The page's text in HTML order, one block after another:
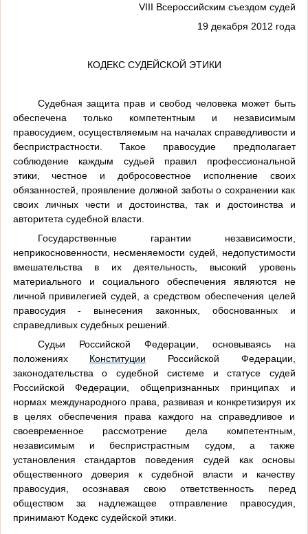
VIII Всероссийским съездом судей
19 декабря 2012 года
КОДЕКС СУДЕЙСКОЙ ЭТИКИ
Судебная защита прав и свобод человека может быть
обеспечена только компетентным и независимым
правосудием, осуществляемым на началах справедливости и
беспристрастности. Такое правосудие предполагает
соблюдение каждым судьей правил профессиональной
этики, честное и добросовестное исполнение своих
обязанностей, проявление должной заботы о сохранении как
своих личных чести и достоинства, так и достоинства и
авторитета судебной власти.
Государственные гарантии независимости,
неприкосновенности, несменяемости судей, недопустимости
вмешательства в их деятельность, высокий уровень
материального и социального обеспечения являются не
личной привилегией судей, а средством обеспечения целей
правосудия - вынесения законных, обоснованных и
справедливых судебных решений.
Судьи Российской Федерации, основываясь на
положениях Конституции Российской Федерации,
законодательства о судебной системе и статусе судей
Российской Федерации, общепризнанных принципах и
нормах международного права, развивая и конкретизируя их
в целях обеспечения права каждого на справедливое и
своевременное рассмотрение дела компетентным,
независимым и беспристрастным судом, а также
установления стандартов поведения судей как основы
общественного доверия к судебной власти и качеству
правосудия, осознавая свою ответственность перед
обществом за надлежащее отправление правосудия,
принимают Кодекс судейской этики.